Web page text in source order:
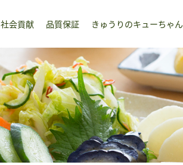
社会貢献 品質保証 きゅうりのキューちゃん